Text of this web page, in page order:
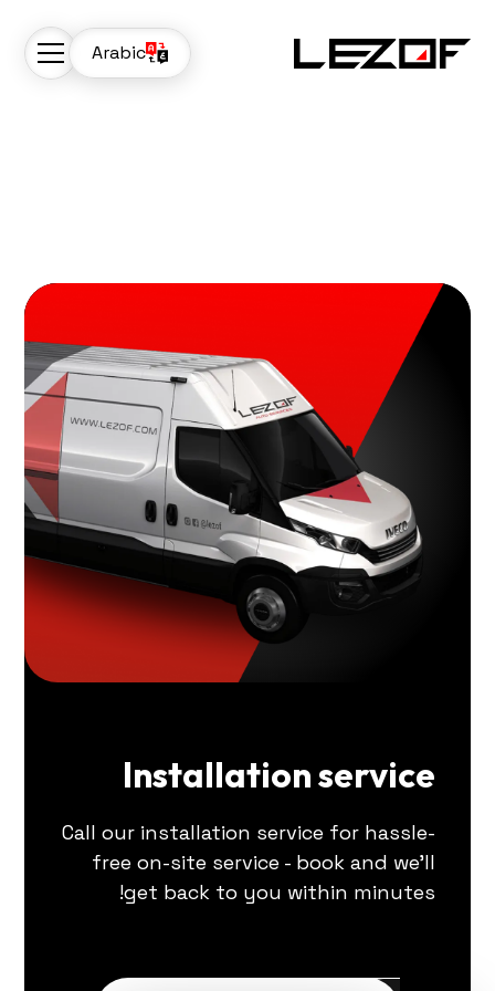
Arabic
Installation service
Call our installation service for hassle-
free on-site service - book and we'll
get back to you within minutes!